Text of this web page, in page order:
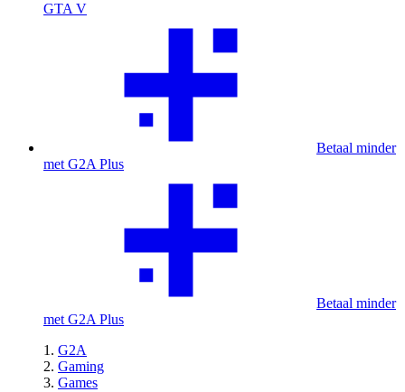
GTA V
Betaal minder
met G2A Plus
Betaal minder
met G2A Plus
G2A
Gaming
Games